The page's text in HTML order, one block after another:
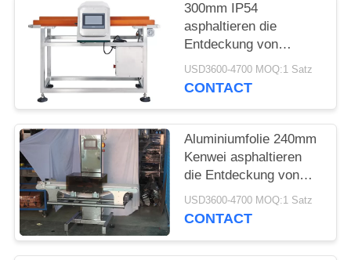
300mm IP54
asphaltieren die
Entdeckung von
Maschinen für
Lebensmittelindustrie
USD3600-4700 MOQ:1 Satz
CONTACT
Aluminiumfolie 240mm
Kenwei asphaltieren
die Entdeckung von
Maschinen
USD3600-4700 MOQ:1 Satz
CONTACT